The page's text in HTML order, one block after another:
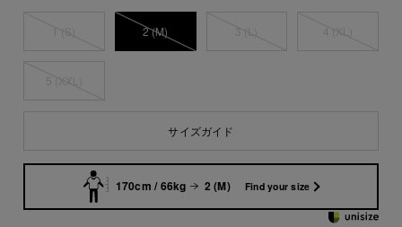
2 (M)
サイズガイド
170cm / 66kg 2 (M) Find your size